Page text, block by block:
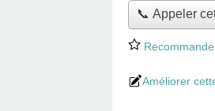
📞 Appeler
Améliorer